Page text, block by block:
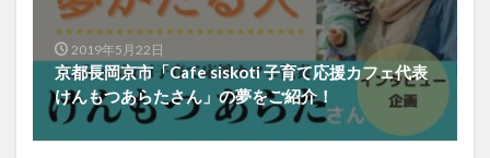
2019年5月22日
京都長岡京市「Cafe siskoti 子育て応援カフェ代表
けんもつあらたさん」の夢をご紹介！